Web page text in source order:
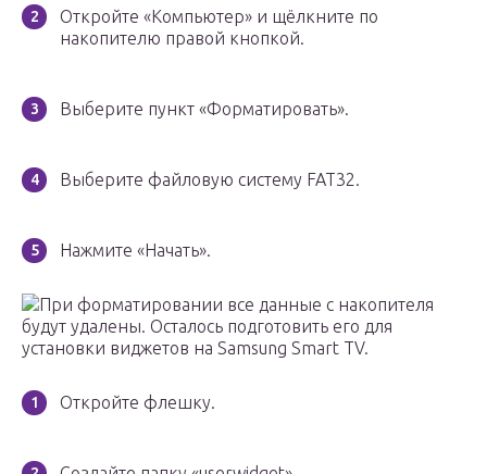
Откройте «Компьютер» и щёлкните по
накопителю правой кнопкой.
Выберите пункт «Форматировать».
Выберите файловую систему FAT32.
Нажмите «Начать».
При форматировании все данные с накопителя
будут удалены. Осталось подготовить его для
установки виджетов на Samsung Smart TV.
Откройте флешку.